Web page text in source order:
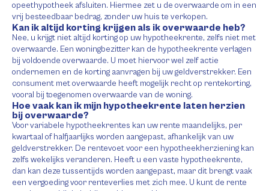
opeethypotheek afsluiten. Hiermee zet u de overwaarde om in een
vrij besteedbaar bedrag, zonder uw huis te verkopen.
Kan ik altijd korting krijgen als ik overwaarde heb?
Nee, u krijgt niet altijd korting op uw hypotheekrente, zelfs niet met
overwaarde. Een woningbezitter kan de hypotheekrente verlagen
bij voldoende overwaarde. U moet hiervoor wel zelf actie
ondernemen en de korting aanvragen bij uw geldverstrekker. Een
consument met overwaarde heeft mogelijk recht op rentekorting,
vooral bij toegenomen overwaarde van de woning.
Hoe vaak kan ik mijn hypotheekrente laten herzien
bij overwaarde?
Voor variabele hypotheekrentes kan uw rente maandelijks, per
kwartaal of halfjaarlijks worden aangepast, afhankelijk van uw
geldverstrekker. De rentevoet voor een hypotheekherziening kan
zelfs wekelijks veranderen. Heeft u een vaste hypotheekrente,
dan kan deze tussentijds worden aangepast, maar dit brengt vaak
een vergoeding voor renteverlies met zich mee. U kunt de rente